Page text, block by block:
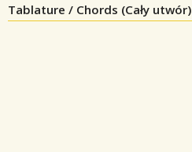
Tablature / Chords (Cały utwór)